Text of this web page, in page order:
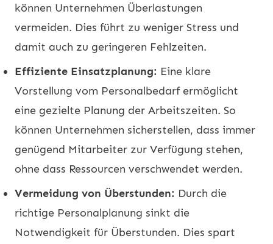
können Unternehmen Überlastungen
vermeiden. Dies führt zu weniger Stress und
damit auch zu geringeren Fehlzeiten.
Effiziente Einsatzplanung: Eine klare
Vorstellung vom Personalbedarf ermöglicht
eine gezielte Planung der Arbeitszeiten. So
können Unternehmen sicherstellen, dass immer
genügend Mitarbeiter zur Verfügung stehen,
ohne dass Ressourcen verschwendet werden.
Vermeidung von Überstunden: Durch die
richtige Personalplanung sinkt die
Notwendigkeit für Überstunden. Dies spart